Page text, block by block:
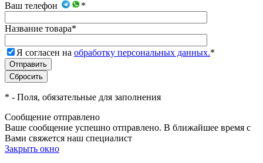
Ваш телефон *
Название товара*
Я согласен на обработку персональных данных.*
* - Поля, обязательные для заполнения
Сообщение отправлено
Ваше сообщение успешно отправлено. В ближайшее время с
Вами свяжется наш специалист
Закрыть окно